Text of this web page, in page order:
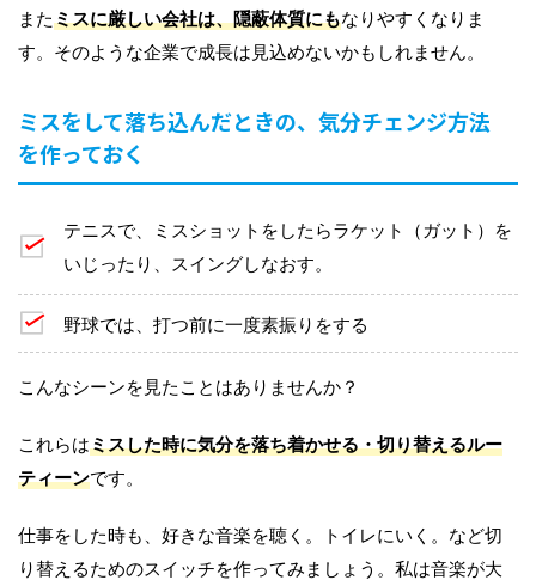
またミスに厳しい会社は、隠蔽体質にもなりやすくなりま
す。そのような企業で成長は見込めないかもしれません。
ミスをして落ち込んだときの、気分チェンジ方法
を作っておく
テニスで、ミスショットをしたらラケット（ガット）を
いじったり、スイングしなおす。
野球では、打つ前に一度素振りをする
こんなシーンを見たことはありませんか？
これらはミスした時に気分を落ち着かせる・切り替えるルー
ティーンです。
仕事をした時も、好きな音楽を聴く。トイレにいく。など切
り替えるためのスイッチを作ってみましょう。私は音楽が大